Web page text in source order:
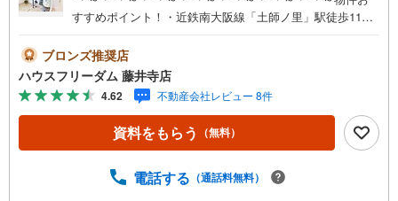
すすめポイント！・近鉄南大阪線「土師ノ里」駅徒歩11分
道明寺中学校まで徒歩13分です低学年のお子さんも楽々通
えて安心ですね！・閑静な住宅街でのびのびと子育てをし
たい家族にピッタリです！・建築条件付き！自由設計可で
建物は28坪標準となっております！是非一度お問い合わせ
ください----*----*----*----*----*----*----*----*---- 上場企業ならでは
の金融機関との提携「住宅ローンを借りれるか心配されて
住宅ローンについてもお気軽にご相談くださいお客様に応
ブロンズ推奨店
ハウスフリーダム 藤井寺店
4.62 不動産会社レビュー 8件
資料をもらう （無料）
電話する （通話料無料）